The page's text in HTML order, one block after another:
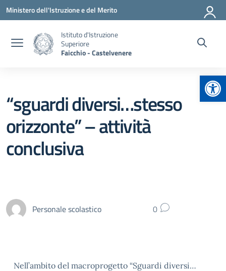
Vai ai contenuti
Vai al menu di navigazione
Vai al footer
Ministero dell'Istruzione e del Merito
Istituto d'Istruzione
Superiore
Faicchio - Castelvenere
“sguardi diversi…stesso
orizzonte” – attività
conclusiva
Personale scolastico 0
Nell’ambito del macroprogetto “Sguardi diversi…